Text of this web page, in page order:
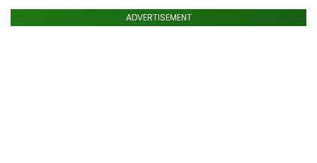
ADVERTISEMENT